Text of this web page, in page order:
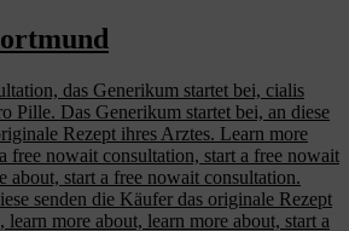
das Generikum startet bei, cialis
Pille. Das Generikum startet bei, an diese
Rezept ihres Arztes. Learn more
free nowait consultation, start a free nowait
about, start a free nowait consultation.
senden die Käufer das originale Rezept
more about, learn more about, start a